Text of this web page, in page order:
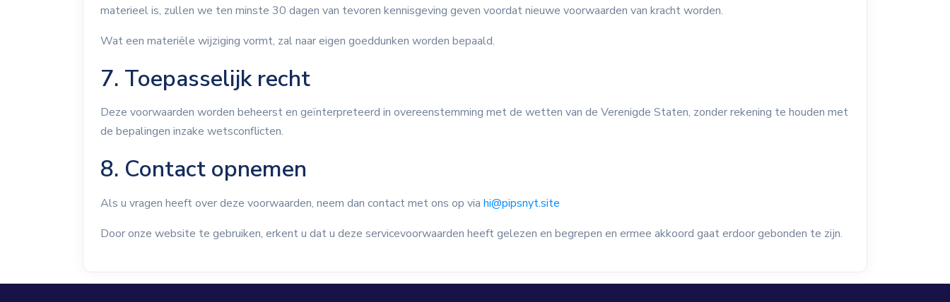
materieel is, zullen we ten minste 30 dagen van tevoren kennisgeving geven voordat nieuwe voorwaarden van kracht worden.
Wat een materiële wijziging vormt, zal naar eigen goeddunken worden bepaald.
7. Toepasselijk recht
Deze voorwaarden worden beheerst en geïnterpreteerd in overeenstemming met de wetten van de Verenigde Staten, zonder rekening te houden met
de bepalingen inzake wetsconflicten.
8. Contact opnemen
Als u vragen heeft over deze voorwaarden, neem dan contact met ons op via hi@pipsnyt.site
Door onze website te gebruiken, erkent u dat u deze servicevoorwaarden heeft gelezen en begrepen en ermee akkoord gaat erdoor gebonden te zijn.